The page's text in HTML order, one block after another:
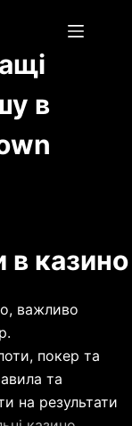
в
в казино
важливо
покер та
та
на результати